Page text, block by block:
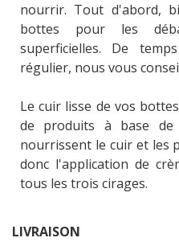
nourrir. Tout d'abord,
bottes pour les
superficielles. De
régulier, nous vous
Le cuir lisse de vos
de produits à base de
nourrissent le cuir et les
donc l'application de
tous les trois cirages.
LIVRAISON